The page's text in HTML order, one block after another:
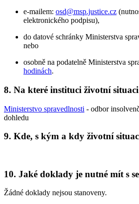
e-mailem: osd@msp.justice.cz
elektronického podpisu),
do datové schránky Ministerstva
nebo
osobně na podatelně Ministerstva
hodinách.
8. Na které instituci životní
Ministerstvo spravedlnosti - odbor
dohledu
9. Kde, s kým a kdy životní
10. Jaké doklady je nutné mít s
Žádné doklady nejsou stanoveny.